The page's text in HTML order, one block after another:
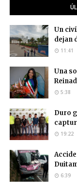
Un
dejan
11:41
Una
5:38
Duro
19:22
6:39